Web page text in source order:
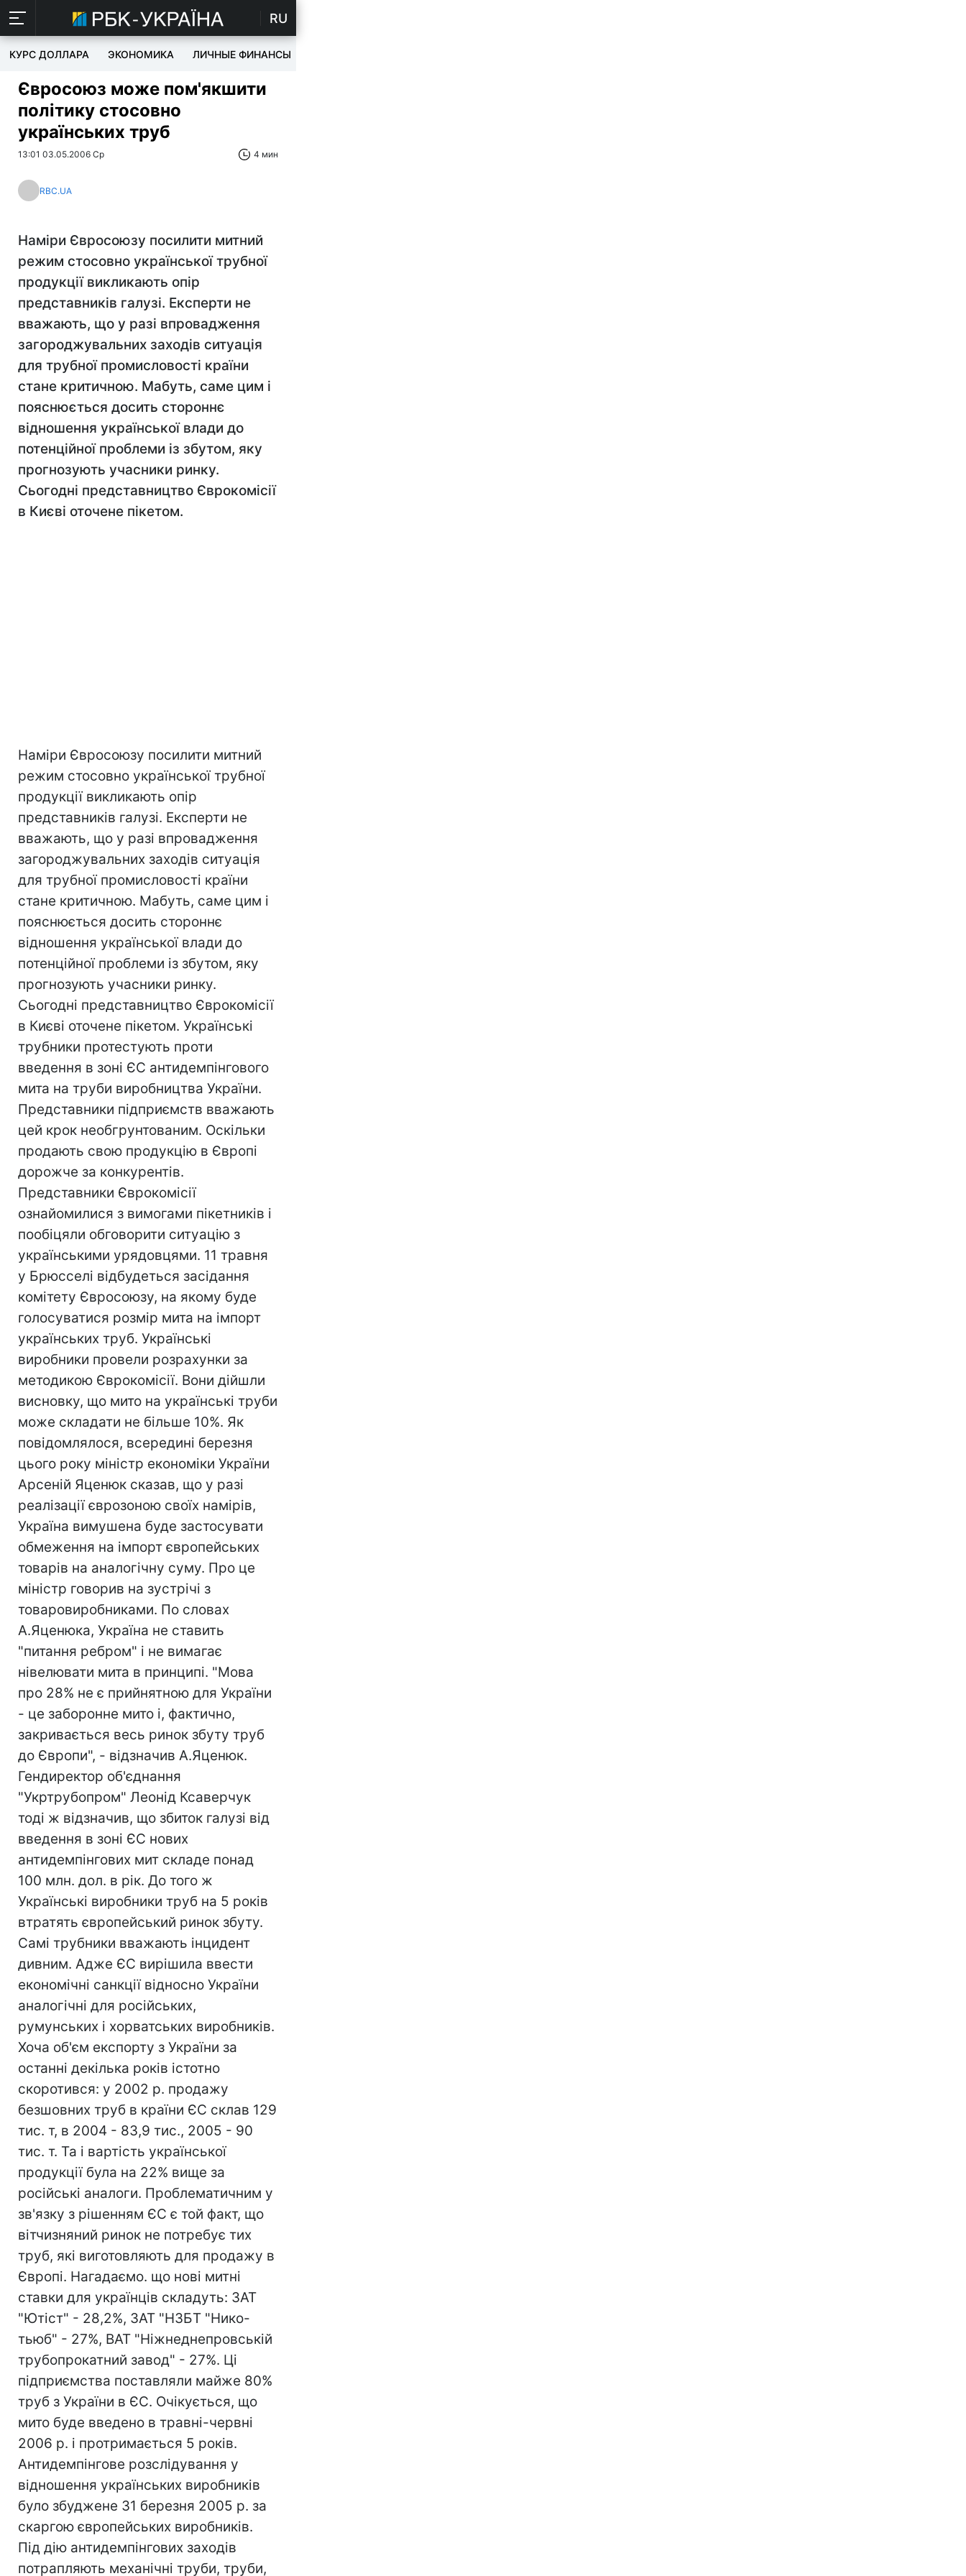
RU
КУРС ДОЛЛАРА ЭКОНОМИКА ЛИЧНЫЕ ФИНАНСЫ
Євросоюз може пом'якшити
політику стосовно
українських труб
13:01 03.05.2006 Ср 4 мин
RBC.UA
Наміри Євросоюзу посилити митний
режим стосовно української трубної
продукції викликають опір
представників галузі. Експерти не
вважають, що у разі впровадження
загороджувальних заходів ситуація
для трубної промисловості країни
стане критичною. Мабуть, саме цим і
пояснюється досить стороннє
відношення української влади до
потенційної проблеми із збутом, яку
прогнозують учасники ринку.
Сьогодні представництво Єврокомісії
в Києві оточене пікетом.
Наміри Євросоюзу посилити митний
режим стосовно української трубної
продукції викликають опір
представників галузі. Експерти не
вважають, що у разі впровадження
загороджувальних заходів ситуація
для трубної промисловості країни
стане критичною. Мабуть, саме цим і
пояснюється досить стороннє
відношення української влади до
потенційної проблеми із збутом, яку
прогнозують учасники ринку.
Сьогодні представництво Єврокомісії
в Києві оточене пікетом. Українські
трубники протестують проти
введення в зоні ЄС антидемпінгового
мита на труби виробництва України.
Представники підприємств вважають
цей крок необгрунтованим. Оскільки
продають свою продукцію в Європі
дорожче за конкурентів.
Представники Єврокомісії
ознайомилися з вимогами пікетників і
пообіцяли обговорити ситуацію з
українськими урядовцями. 11 травня
у Брюсселі відбудеться засідання
комітету Євросоюзу, на якому буде
голосуватися розмір мита на імпорт
українських труб. Українські
виробники провели розрахунки за
методикою Єврокомісії. Вони дійшли
висновку, що мито на українські труби
може складати не більше 10%. Як
повідомлялося, всередині березня
цього року міністр економіки України
Арсеній Яценюк сказав, що у разі
реалізації єврозоною своїх намірів,
Україна вимушена буде застосувати
обмеження на імпорт європейських
товарів на аналогічну суму. Про це
міністр говорив на зустрічі з
товаровиробниками. По словах
А.Яценюка, Україна не ставить
"питання ребром" і не вимагає
нівелювати мита в принципі. "Мова
про 28% не є прийнятною для України
- це заборонне мито і, фактично,
закривається весь ринок збуту труб
до Європи", - відзначив А.Яценюк.
Гендиректор об'єднання
"Укртрубопром" Леонід Ксаверчук
тоді ж відзначив, що збиток галузі від
введення в зоні ЄС нових
антидемпінгових мит складе понад
100 млн. дол. в рік. До того ж
Українські виробники труб на 5 років
втратять європейський ринок збуту.
Самі трубники вважають інцидент
дивним. Адже ЄС вирішила ввести
економічні санкції відносно України
аналогічні для російських,
румунських і хорватських виробників.
Хоча об'єм експорту з України за
останні декілька років істотно
скоротився: у 2002 р. продажу
безшовних труб в країни ЄС склав 129
тис. т, в 2004 - 83,9 тис., 2005 - 90
тис. т. Та і вартість української
продукції була на 22% вище за
російські аналоги. Проблематичним у
зв'язку з рішенням ЄС є той факт, що
вітчизняний ринок не потребує тих
труб, які виготовляють для продажу в
Європі. Нагадаємо. що нові митні
ставки для українців складуть: ЗАТ
"Ютіст" - 28,2%, ЗАТ "НЗБТ "Нико-
тьюб" - 27%, ВАТ "Ніжнеднепровській
трубопрокатний завод" - 27%. Ці
підприємства поставляли майже 80%
труб з України в ЄС. Очікується, що
мито буде введено в травні-червні
2006 р. і протримається 5 років.
Антидемпінгове розслідування у
відношення українських виробників
було збуджене 31 березня 2005 р. за
скаргою європейських виробників.
Під дію антидемпінгових заходів
потрапляють механічні труби, труби,